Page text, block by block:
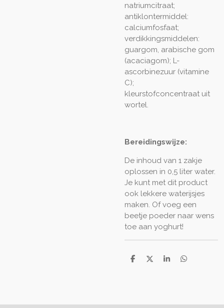
natriumcitraat;
antiklontermiddel:
calciumfosfaat;
verdikkingsmiddelen:
guargom, arabische gom
(acaciagom); L-
ascorbinezuur (vitamine
C);
kleurstofconcentraat uit
wortel.
Bereidingswijze:
De inhoud van 1 zakje
oplossen in 0,5 liter water.
Je kunt met dit product
ook lekkere waterijsjes
maken. Of voeg een
beetje poeder naar wens
toe aan yoghurt!
D
D
S
D